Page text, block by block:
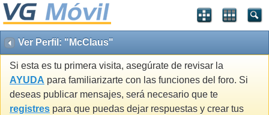
Ver Perfil: "McClaus"
Si esta es tu primera visita, asegúrate de revisar la
AYUDA para familiarizarte con las funciones del foro. Si
deseas publicar mensajes, será necesario que te
registres para que puedas dejar respuestas y crear tus